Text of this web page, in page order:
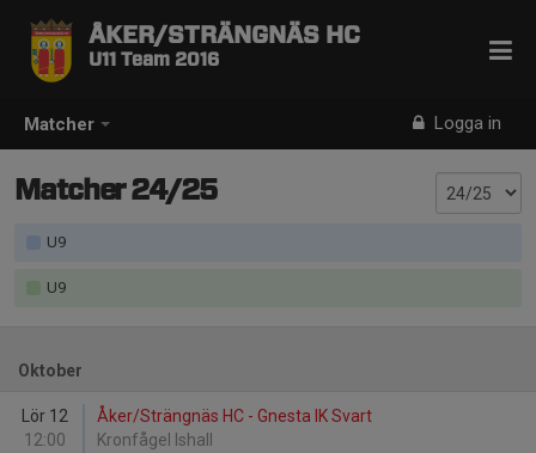
Matcher Logga in
ÅKER/STRÄNGNÄS HC
U11 Team 2016
Matcher 24/25
U9
U9
Oktober
Lör 12
12:00
Åker/Strängnäs HC - Gnesta IK Svart
Kronfågel Ishall